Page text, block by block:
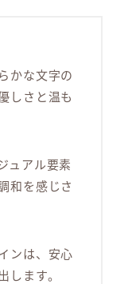
かな文字の
しさと温も
ュアル要素
和を感じさ
ンは、安心
します。